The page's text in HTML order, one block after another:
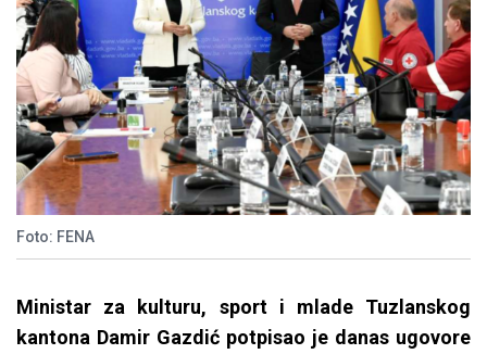
Foto: FENA
Ministar za kulturu, sport i mlade Tuzlanskog
kantona Damir Gazdić potpisao je danas ugovore